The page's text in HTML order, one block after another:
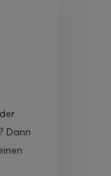
Dann